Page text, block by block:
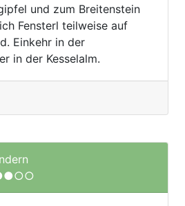
und zum Breitenstein
Fensterl teilweise auf
Einkehr in der
in der Kesselalm.